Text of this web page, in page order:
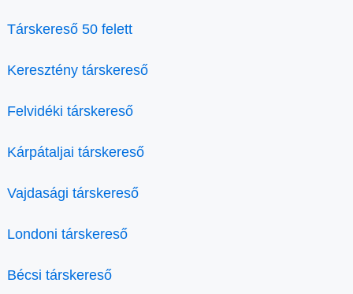
Társkereső 50 felett
Keresztény társkereső
Felvidéki társkereső
Kárpátaljai társkereső
Vajdasági társkereső
Londoni társkereső
Bécsi társkereső